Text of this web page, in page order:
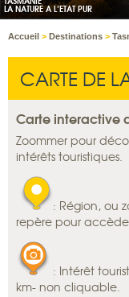
LA NATURE A L’ETAT PUR
Accueil > Destinations >
CARTE DE
Carte interactive
Zoommer pour
intérêts touristiques.
: Région, ou
repère pour
: Intérêt
km- non cliquable.